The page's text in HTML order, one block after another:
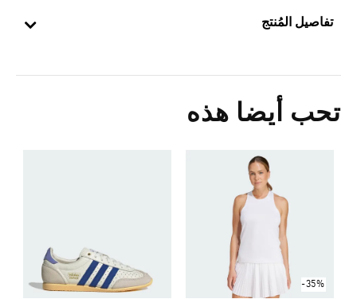
تفاصيل المُنتج
تحب أيضا هذه
-35%